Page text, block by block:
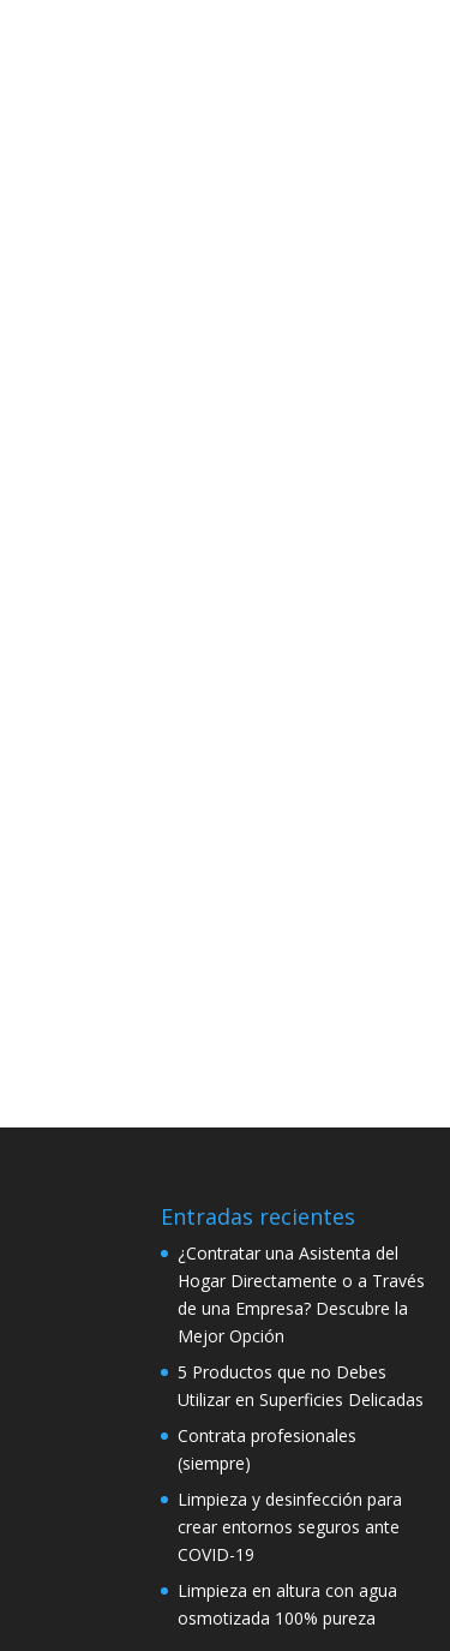
Entradas recientes
¿Contratar una Asistenta del
Hogar Directamente o a Través
de una Empresa? Descubre la
Mejor Opción
5 Productos que no Debes
Utilizar en Superficies Delicadas
Contrata profesionales
(siempre)
Limpieza y desinfección para
crear entornos seguros ante
COVID-19
Limpieza en altura con agua
osmotizada 100% pureza